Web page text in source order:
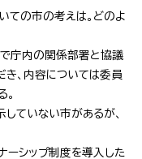
ての市の考えは。どのよ
庁内の関係部署と協議
き、内容については委員
ていない市があるが、
ーシップ制度を導入した